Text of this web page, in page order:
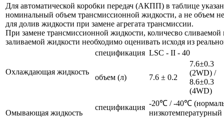
Для автоматической коробки передач (АКПП) в таблице указан
номинальный объем трансмиссионной жидкости, а не объем
для долив жидкости при замене агрегата трансмиссии.
При замене трансмиссионной жидкости, количесво сливаемой
заливаемой жидкости необходимо оценивать исходя из
Охлаждающая жидкость
спецификация LSC - II - 40
объем (л) 7.6 ± 0.2
7.6±0.3
(2WD) /
8.6±0.3
(4WD)
Омывающая жидкость
спецификация -20℃ / -40℃